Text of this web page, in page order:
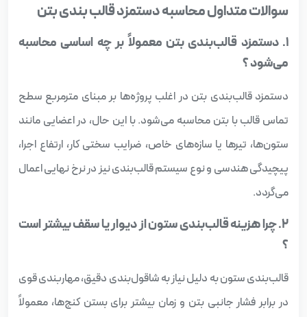
سوالات متداول محاسبه دستمزد قالب‌ بندی بتن
۱. دستمزد قالب‌بندی بتن معمولاً بر چه اساسی محاسبه
می‌شود ؟
دستمزد قالب‌بندی بتن در اغلب پروژه‌ها بر مبنای مترمربع سطح
تماس قالب با بتن محاسبه می‌شود. با این حال، در اعضایی مانند
ستون‌ها، تیرها یا سازه‌های خاص، ضرایب سختی کار، ارتفاع اجرا،
پیچیدگی هندسی و نوع سیستم قالب‌بندی نیز در نرخ نهایی اعمال
می‌گردد.
۲. چرا هزینه قالب‌بندی ستون از دیوار یا سقف بیشتر است
قالب‌بندی ستون به دلیل نیاز به شاقول‌بندی دقیق، مهاربندی قوی
در برابر فشار جانبی بتن و زمان بیشتر برای بستن کنج‌ها، معمولاً